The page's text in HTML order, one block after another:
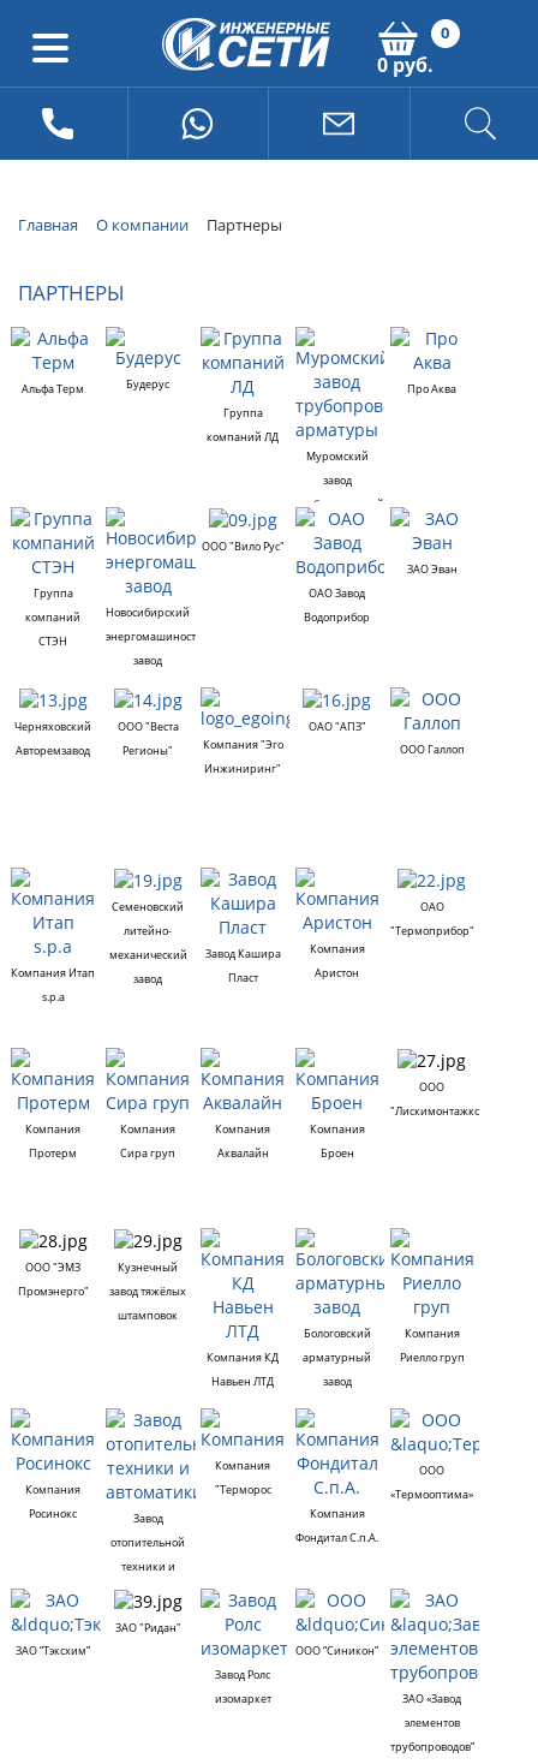
0
0 руб.
Главная О компании Партнеры
ПАРТНЕРЫ
Альфа Терм
Будерус
Группа
компаний ЛД
Муромский
завод
трубопроводной
арматуры
Про Аква
Группа
компаний
СТЭН
Новосибирский
энергомашиностроительный
завод
ООО "Вило Рус"
ОАО Завод
Водоприбор
ЗАО Эван
Черняховский
Авторемзавод
ООО "Веста
Регионы"
Компания "Эго
Инжиниринг"
ОАО "АПЗ"
ООО Галлоп
Компания Итап
s.p.a
Семеновский
литейно-
механический
завод
Завод Кашира
Пласт
Компания
Аристон
ОАО
"Термоприбор"
Компания
Протерм
Компания
Сира груп
Компания
Аквалайн
Компания
Броен
ООО
ООО "ЭМЗ
Промэнерго"
Кузнечный
завод тяжёлых
штамповок
Компания КД
Навьен ЛТД
Бологовский
арматурный
завод
Компания
Риелло груп
Компания
Росинокс
Завод
отопительной
техники и
автоматики
Компания
"Терморос
Компания
Фондитал С.п.А.
ООО
«Термооптима»
ЗАО “Тэксхим”
ЗАО "Ридан"
Завод Ролс
изомаркет
ООО “Синикон”
ЗАО «Завод
элементов
трубопроводов”